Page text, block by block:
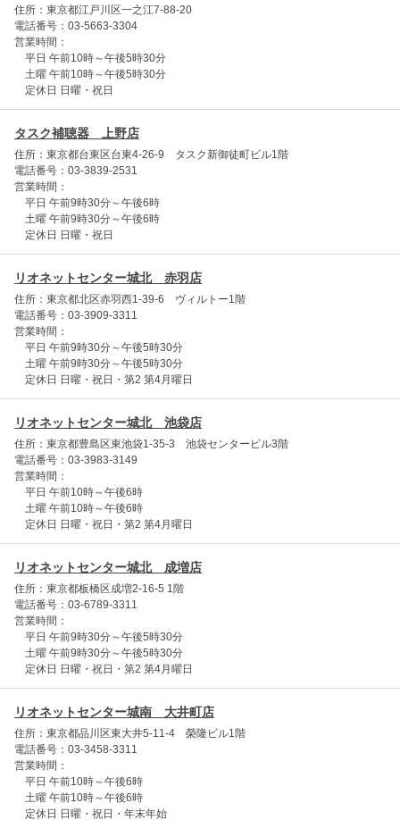
住所：東京都江戸川区一之江7-88-20
電話番号：03-5663-3304
営業時間：
平日 午前10時～午後5時30分
土曜 午前10時～午後5時30分
定休日 日曜・祝日
タスク補聴器 上野店
住所：東京都台東区台東4-26-9 タスク新御徒町ビル1階
電話番号：03-3839-2531
営業時間：
平日 午前9時30分～午後6時
土曜 午前9時30分～午後6時
定休日 日曜・祝日
リオネットセンター城北 赤羽店
住所：東京都北区赤羽西1-39-6 ヴィルトー1階
電話番号：03-3909-3311
営業時間：
平日 午前9時30分～午後5時30分
土曜 午前9時30分～午後5時30分
定休日 日曜・祝日・第2 第4月曜日
リオネットセンター城北 池袋店
住所：東京都豊島区東池袋1-35-3 池袋センタービル3階
電話番号：03-3983-3149
営業時間：
平日 午前10時～午後6時
土曜 午前10時～午後6時
定休日 日曜・祝日・第2 第4月曜日
リオネットセンター城北 成増店
住所：東京都板橋区成増2-16-5 1階
電話番号：03-6789-3311
営業時間：
平日 午前9時30分～午後5時30分
土曜 午前9時30分～午後5時30分
定休日 日曜・祝日・第2 第4月曜日
リオネットセンター城南 大井町店
住所：東京都品川区東大井5-11-4 榮隆ビル1階
電話番号：03-3458-3311
営業時間：
平日 午前10時～午後6時
土曜 午前10時～午後6時
定休日 日曜・祝日・年末年始